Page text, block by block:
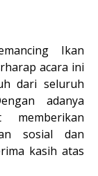
Ikan
acara ini
dari seluruh
adanya
sosial dan
kasih atas